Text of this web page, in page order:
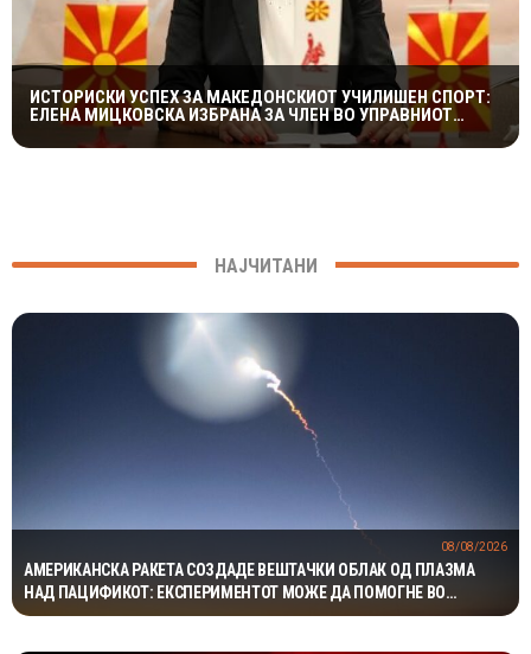
ИСТОРИСКИ УСПЕХ ЗА МАКЕДОНСКИОТ УЧИЛИШЕН СПОРТ:
ЕЛЕНА МИЦКОВСКА ИЗБРАНА ЗА ЧЛЕН ВО УПРАВНИОТ
ОДБОР НА СВЕТСКАТА ФЕДЕРАЦИЈА НА УЧИЛИШНИ
СПОРТОВИ
НАЈЧИТАНИ
АМЕРИКАНСКА РАКЕТА СОЗДАДЕ ВЕШТАЧКИ ОБЛАК ОД ПЛАЗМА
НАД ПАЦИФИКОТ: ЕКСПЕРИМЕНТОТ МОЖЕ ДА ПОМОГНЕ ВО
ЗАШТИТАТА НА САТЕЛИТИТЕ
08/08/2026